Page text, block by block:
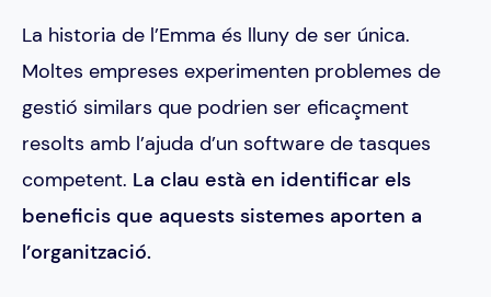
La historia de l’Emma és lluny de ser única.
Moltes empreses experimenten problemes de
gestió similars que podrien ser eficaçment
resolts amb l’ajuda d’un software de tasques
competent. La clau està en identificar els
beneficis que aquests sistemes aporten a
l’organització.